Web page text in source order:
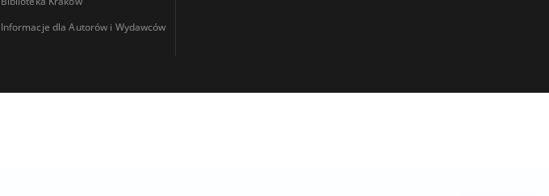
Informacje dla Autorów i Wydawców